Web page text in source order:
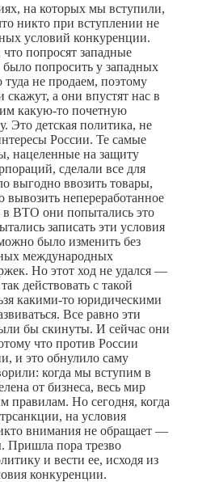
на которых мы вступили,
никто при вступлении не
условий конкуренции.
попросят западные
попросить у западных
не продаем, поэтому
скажут, а они впустят нас в
какую-то почетную
Это детская политика, не
России. Те самые
нацеленные на защиту
сделали все для
выгодно ввозить товары,
непереработанное
ВТО они попытались это
записать эти условия
было изменить без
международных
Но этот ход не удался —
действовать с такой
какими-то юридическими
Все равно эти
бы скинуты. И сейчас они
что против России
и это обнулило саму
когда мы вступим в
от бизнеса, весь мир
правилам. Но сегодня, когда
на условия
внимания не обращает —
Пришла пора трезво
и вести ее, исходя из
конкуренции.